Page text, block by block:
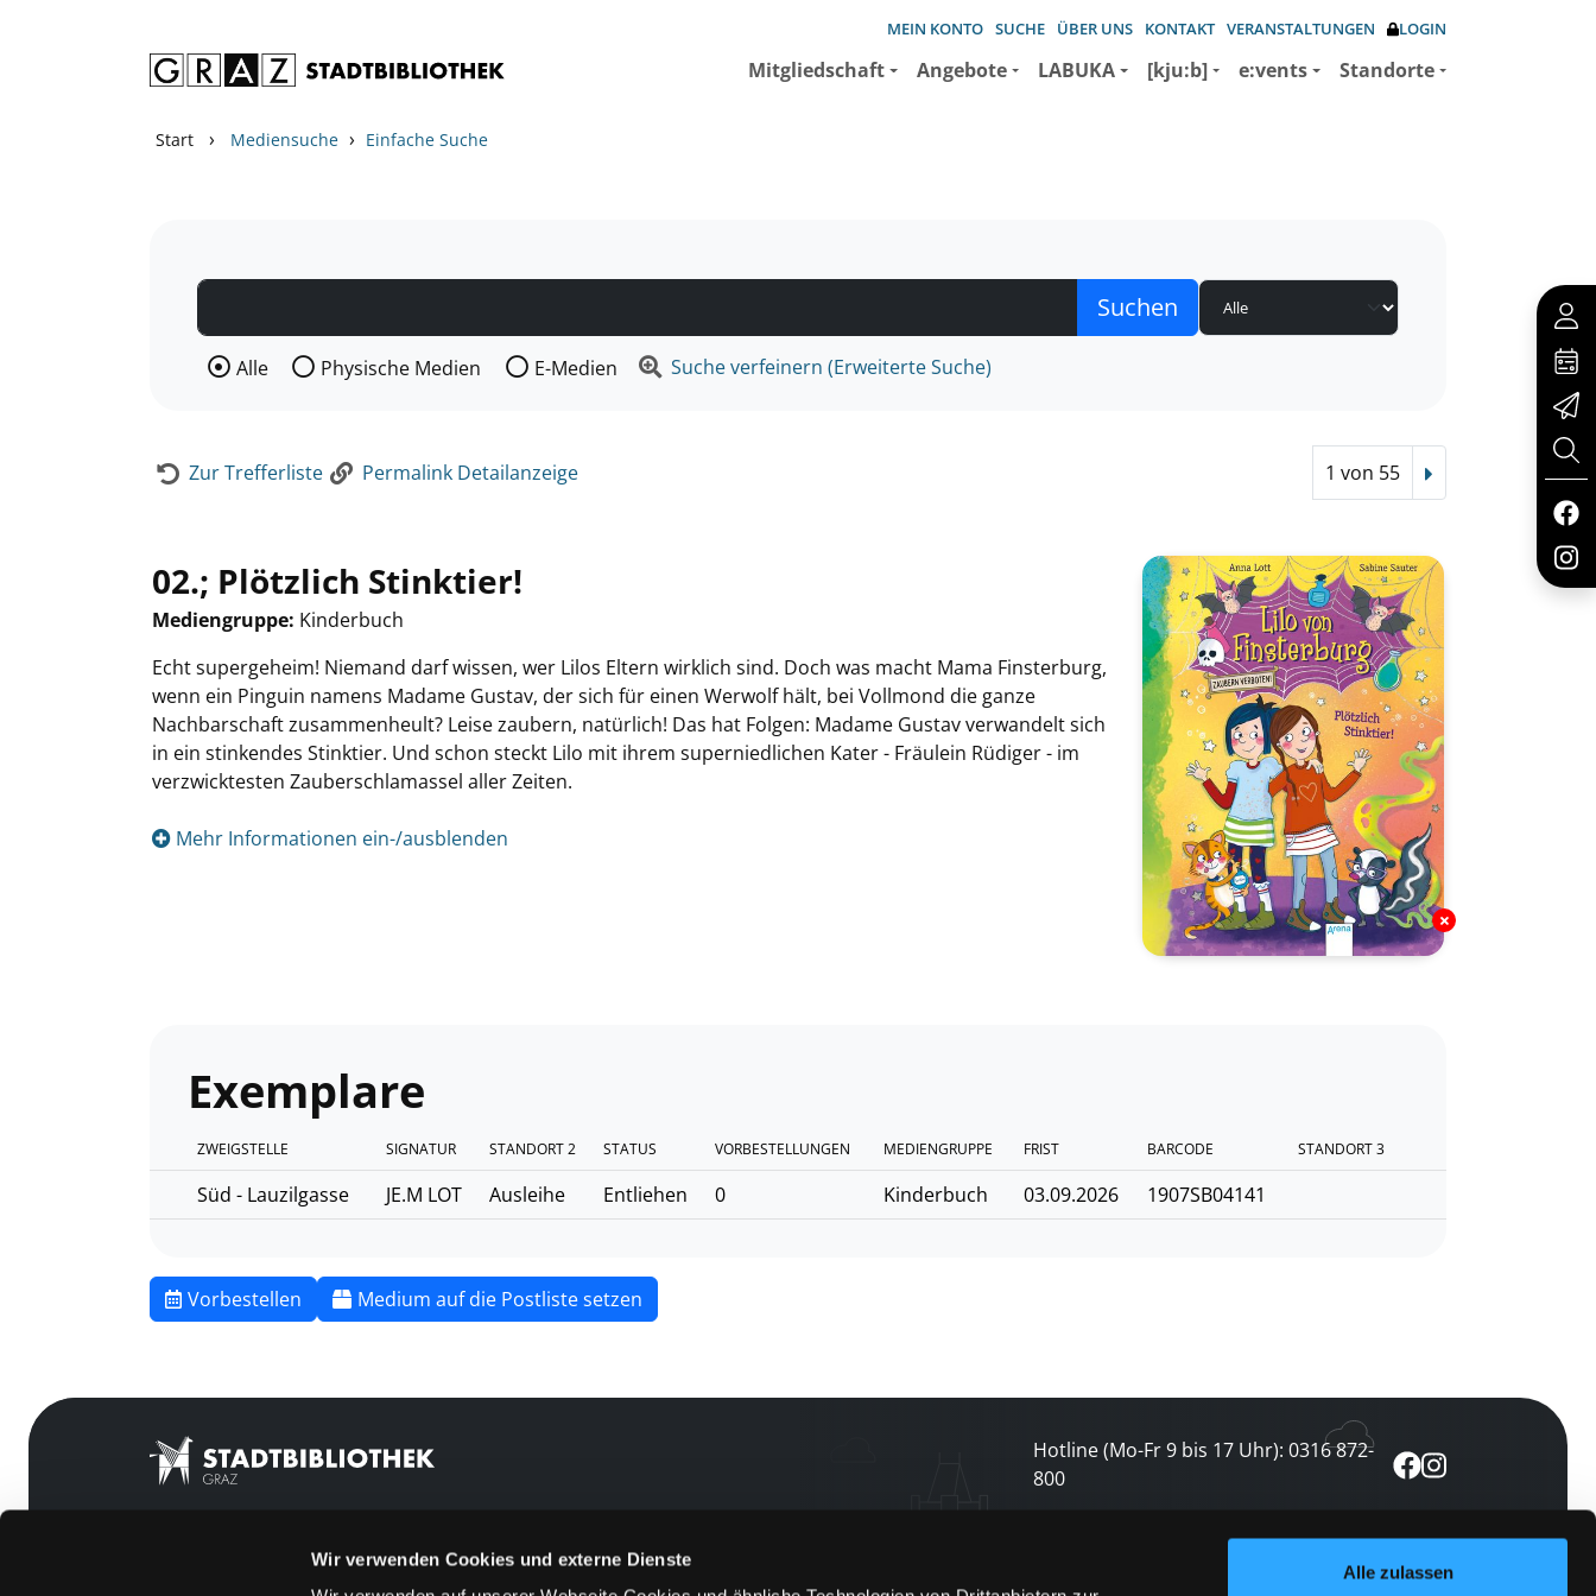
Wir verwenden Cookies und externe Dienste
Alle zulassen
MEIN KONTO SUCHE ÜBER UNS KONTAKT VERANSTALTUNGEN LOGIN
Mitgliedschaft Angebote LABUKA [kju:b] e:vents Standorte
Start › Mediensuche › Einfache Suche
Wählen Sie die Medienart nach der Sie suchen wollen.
Alle Physische Medien E-Medien Suche verfeinern (Erweiterte Suche)
Zur Trefferliste Permalink Detailanzeige 1 von 55 Nächster Treffer
02.; Plötzlich Stinktier!
Mediengruppe: Kinderbuch
Echt supergeheim! Niemand darf wissen, wer Lilos Eltern wirklich sind. Doch was macht Mama Finsterburg,
wenn ein Pinguin namens Madame Gustav, der sich für einen Werwolf hält, bei Vollmond die ganze
Nachbarschaft zusammenheult? Leise zaubern, natürlich! Das hat Folgen: Madame Gustav verwandelt sich
in ein stinkendes Stinktier. Und schon steckt Lilo mit ihrem superniedlichen Kater - Fräulein Rüdiger - im
verzwicktesten Zauberschlamassel aller Zeiten.
Mehr Informationen ein-/ausblenden
Exemplare
ZWEIGSTELLE SIGNATUR STANDORT 2 STATUS VORBESTELLUNGEN MEDIENGRUPPE FRIST BARCODE STANDORT 3
Süd - Lauzilgasse JE.M LOT Ausleihe Entliehen 0 Kinderbuch 03.09.2026 1907SB04141
Vorbestellen Medium auf die Postliste setzen
Hotline (Mo-Fr 9 bis 17 Uhr): 0316 872-
800
Feedback Newsletter abonnieren